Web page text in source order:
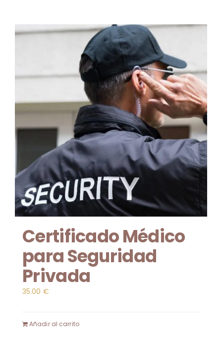
Certificado Médico
para Seguridad
Privada
35.00 €
Añadir al carrito